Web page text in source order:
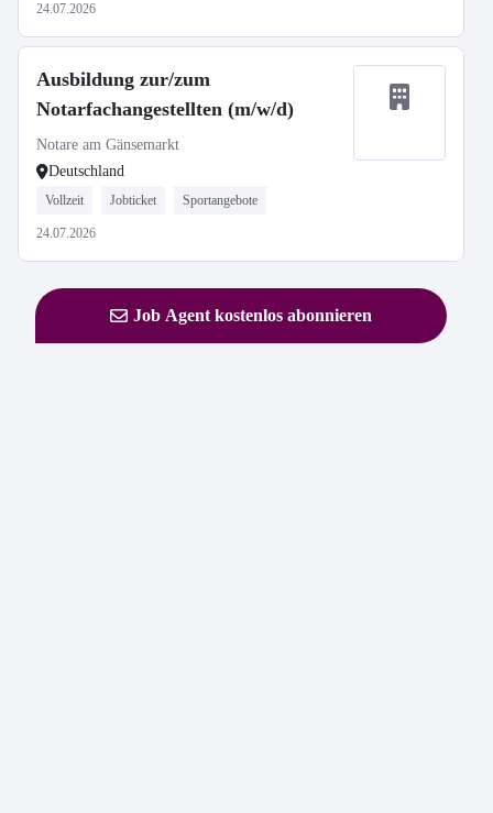
24.07.2026
Ausbildung zur/zum
Notarfachangestellten (m/w/d)
Notare am Gänsemarkt
Deutschland
Vollzeit Jobticket Sportangebote
24.07.2026
Job Agent kostenlos abonnieren